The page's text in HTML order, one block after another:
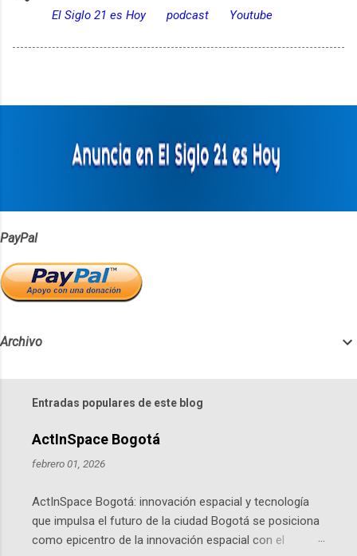
El Siglo 21 es Hoy podcast Youtube
PayPal
Archivo
Entradas populares de este blog
ActInSpace Bogotá
febrero 01, 2026
ActInSpace Bogotá: innovación espacial y tecnología
que impulsa el futuro de la ciudad Bogotá se posiciona
como epicentro de la innovación espacial con el